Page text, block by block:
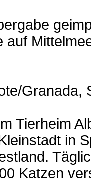
auf
Granada,
Tierheim
in
Katzen